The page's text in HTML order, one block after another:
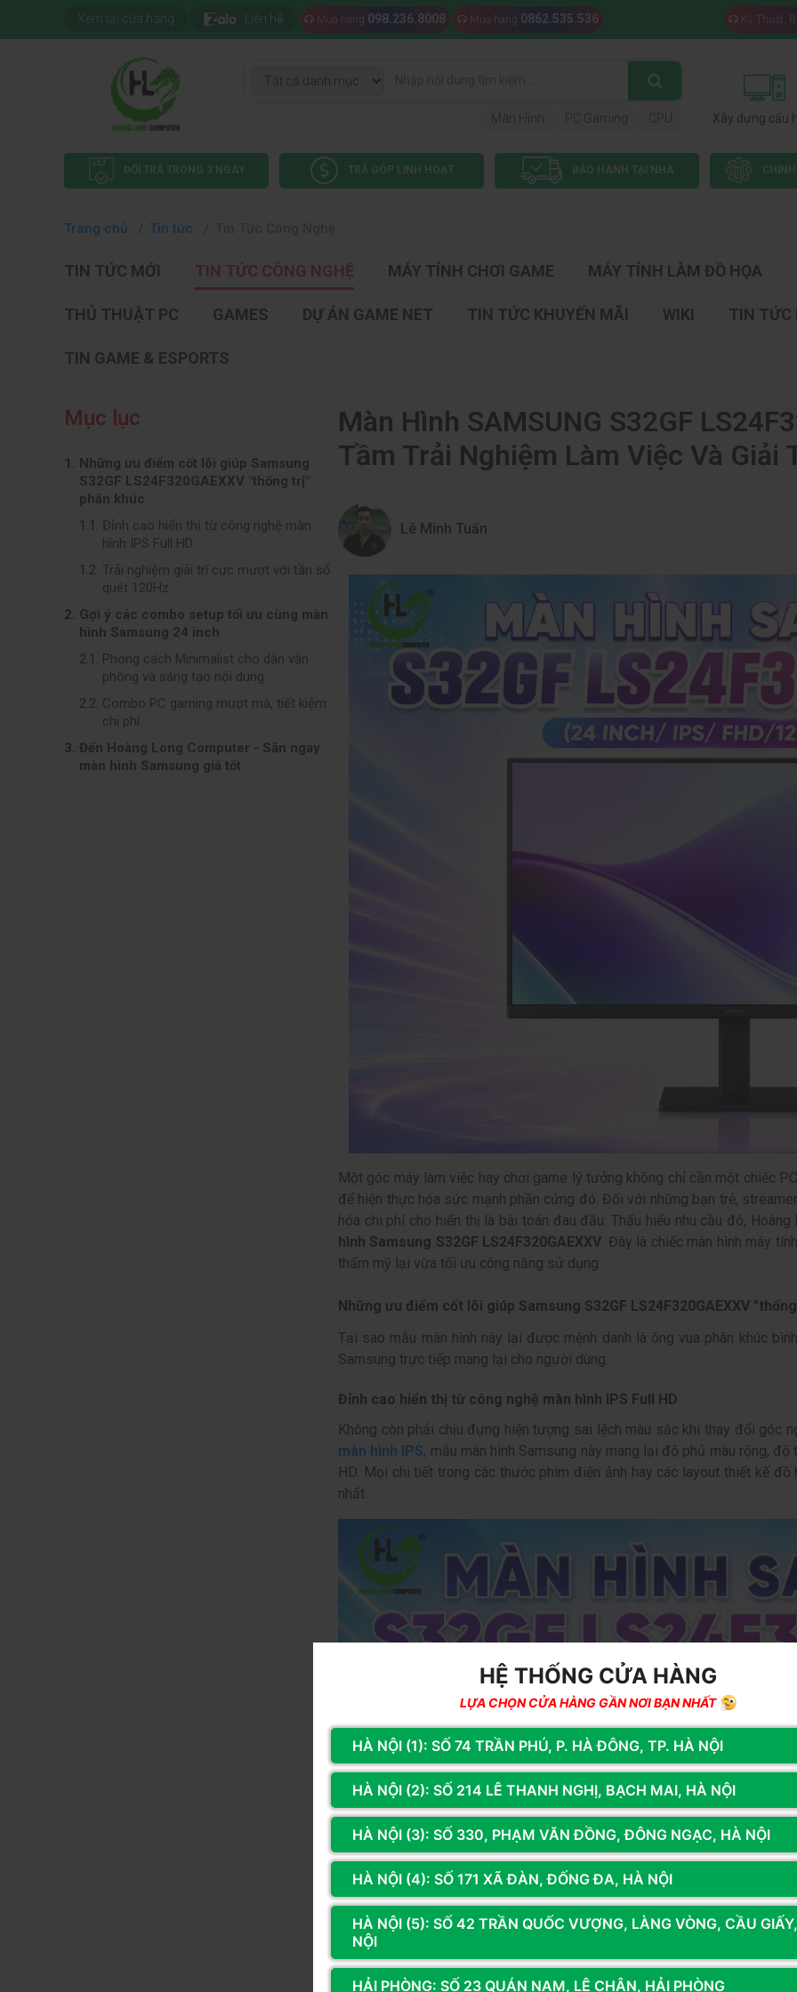
Xem tại cửa hàng Liên hệ Mua hàng 098.236.8008 Mua hàng 0862.535.536 Kỹ Thuật,
Màn Hình PC Gaming CPU Xây dựng cấu
ĐỔI TRẢ TRONG 3 NGÀY TRẢ GÓP LINH HOẠT BẢO HÀNH TẠI NHÀ
Trang chủ Tin tức
TIN TỨC MỚI TIN TỨC CÔNG NGHỆ MÁY TÍNH CHƠI GAME MÁY TÍNH LÀM ĐỒ HỌA
THỦ THUẬT PC GAMES DỰ ÁN GAME NET TIN TỨC KHUYẾN MÃI WIKI TIN TỨC
TIN GAME & ESPORTS
Mục lục
Những ưu điểm cốt lõi giúp Samsung
S32GF LS24F320GAEXXV "thống trị"
phân khúc
Đỉnh cao hiển thị từ công nghệ màn
hình IPS Full HD
Trải nghiệm giải trí cực mượt với tần số
quét 120Hz
Gợi ý các combo setup tối ưu cùng màn
hình Samsung 24 inch
Phong cách Minimalist cho dân văn
phòng và sáng tạo nội dung
Combo PC gaming mượt mà, tiết kiệm
chi phí
Đến Hoàng Long Computer - Săn ngay
màn hình Samsung giá tốt
Màn Hình SAMSUNG S32GF
Tầm Trải Nghiệm Làm Việc Và Giải
Lê Minh Tuấn
Một góc máy làm việc hay chơi game lý tưởng không chỉ cần một chiếc
để hiện thực hóa sức mạnh phần cứng đó. Đối với những bạn trẻ,
hóa chi phí cho hiển thị là bài toán đau đầu. Thấu hiểu nhu cầu đó,
hình Samsung S32GF LS24F320GAEXXV. Đây là chiếc màn hình máy
thẩm mỹ lại vừa tối ưu công năng sử dụng.
Những ưu điểm cốt lõi giúp Samsung S32GF LS24F320GAEXXV
Tại sao mẫu màn hình này lại được mệnh danh là ông vua phân khúc
Samsung trực tiếp mang lại cho người dùng.
Đỉnh cao hiển thị từ công nghệ màn hình IPS Full HD
Không còn phải chịu đựng hiện tượng sai lệch màu sắc khi thay đổi góc
màn hình IPS, mẫu màn hình Samsung này mang lại độ phủ màu rộng,
HD. Mọi chi tiết trong các thước phim điện ảnh hay các layout thiết kế
nhất.
HỆ THỐNG CỬA HÀNG
LỰA CHỌN CỬA HÀNG GẦN NƠI BẠN NHẤT
HÀ NỘI (1): SỐ 74 TRẦN PHÚ, P. HÀ ĐÔNG, TP. HÀ NỘI
HÀ NỘI (2): SỐ 214 LÊ THANH NGHỊ, BẠCH MAI, HÀ NỘI
HÀ NỘI (3): SỐ 330, PHẠM VĂN ĐỒNG, ĐÔNG NGẠC, HÀ NỘI
HÀ NỘI (4): SỐ 171 XÃ ĐÀN, ĐỐNG ĐA, HÀ NỘI
HÀ NỘI (5): SỐ 42 TRẦN QUỐC VƯỢNG, LÀNG VÒNG, CẦU
NỘI
HẢI PHÒNG: SỐ 23 QUÁN NAM, LÊ CHÂN, HẢI PHÒNG